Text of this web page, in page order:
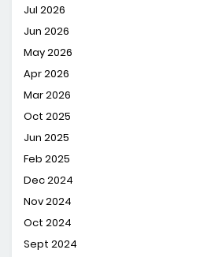
Jul 2026
Jun 2026
May 2026
Apr 2026
Mar 2026
Oct 2025
Jun 2025
Feb 2025
Dec 2024
Nov 2024
Oct 2024
Sept 2024